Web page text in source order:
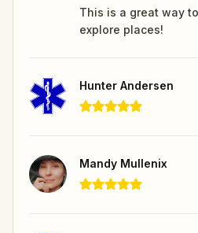
This is a great way
explore places!
Hunter Andersen
Mandy Mullenix